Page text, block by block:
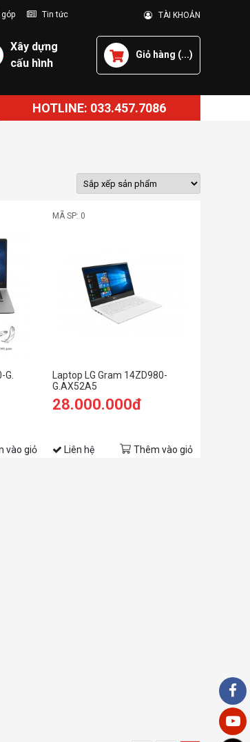
góp Tin tức TÀI KHOẢN
Xây dựng
cấu hình
Giỏ hàng (...)
HOTLINE: 033.457.7086
vào giỏ
MÃ SP: 0
Laptop LG Gram 14ZD980-
G.AX52A5
28.000.000đ
Liên hệ Thêm vào giỏ